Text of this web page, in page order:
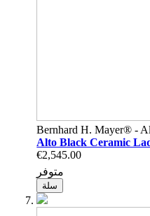
Bernhard H. Mayer® -
Alto Black Ceramic
€2,545.00
متوفر
سلة